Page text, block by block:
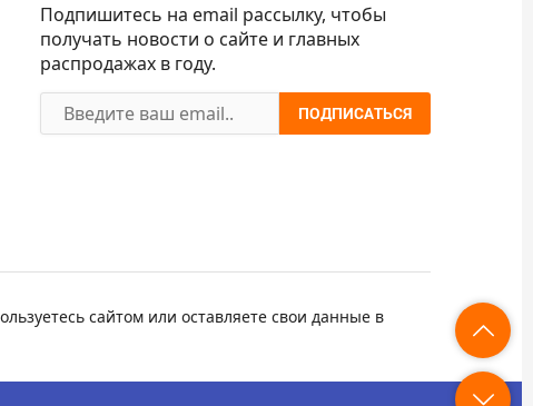
Подпишитесь на email рассылку, чтобы
получать новости о сайте и главных
распродажах в году.
ПОДПИСАТЬСЯ
сайтом или оставляете свои данные в